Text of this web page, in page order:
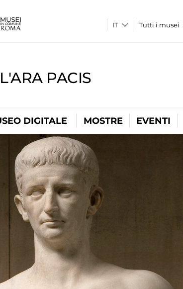
Tutti i musei
PACIS
DIGITALE MOSTRE EVENTI